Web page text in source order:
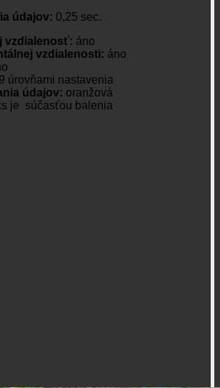
údajov: 0,25 sec.
vzdialenosť: áno
vzdialenosti: áno
úrovňami nastavenia
údajov: oranžová
je súčasťou balenia